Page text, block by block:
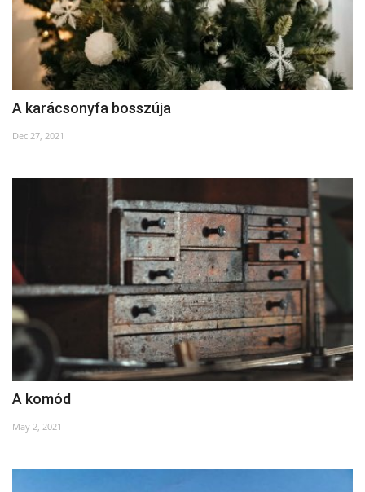
A karácsonyfa bosszúja
Dec 27, 2021
A komód
May 2, 2021